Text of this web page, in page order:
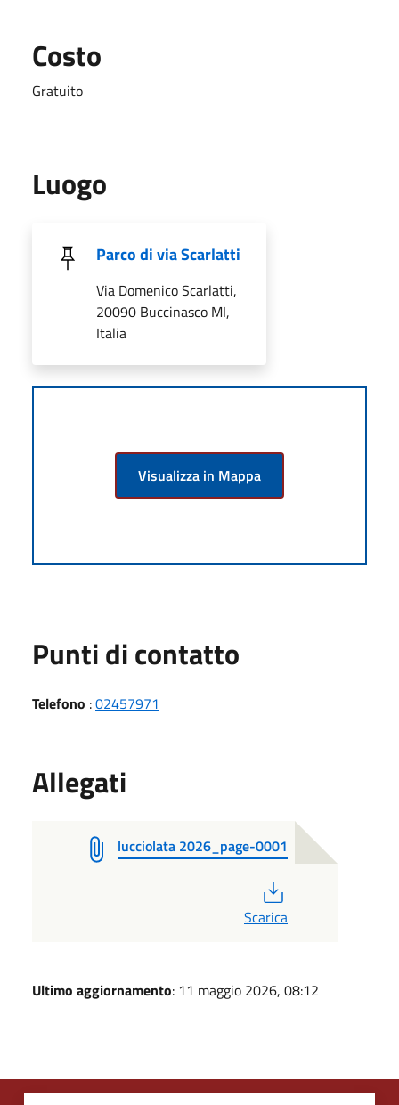
Costo
Gratuito
Luogo
Parco di via Scarlatti
Via Domenico Scarlatti,
20090 Buccinasco MI,
Italia
Visualizza in Mappa
Punti di contatto
Telefono :02457971
Allegati
lucciolata 2026_page-0001
Scarica
Ultimo aggiornamento: 11 maggio 2026, 08:12